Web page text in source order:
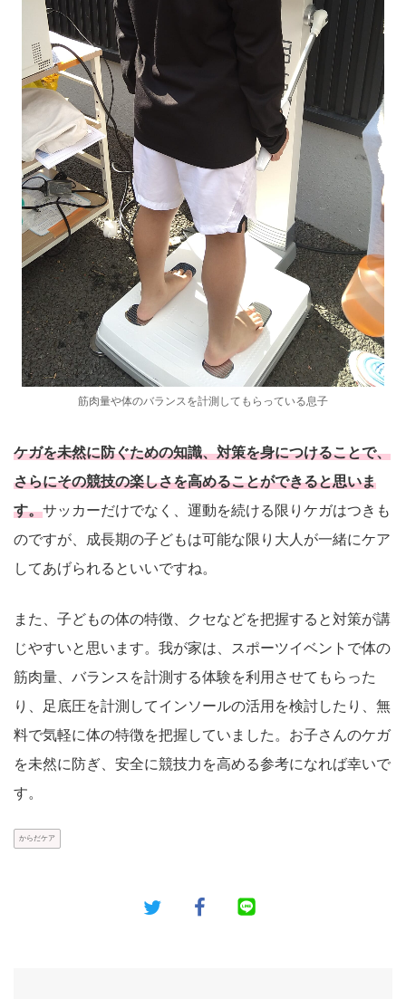
筋肉量や体のバランスを計測してもらっている息子
ケガを未然に防ぐための知識、対策を身につけることで、
さらにその競技の楽しさを高めることができると思いま
す。サッカーだけでなく、運動を続ける限りケガはつきも
のですが、成長期の子どもは可能な限り大人が一緒にケア
してあげられるといいですね。
また、子どもの体の特徴、クセなどを把握すると対策が講
じやすいと思います。我が家は、スポーツイベントで体の
筋肉量、バランスを計測する体験を利用させてもらった
り、足底圧を計測してインソールの活用を検討したり、無
料で気軽に体の特徴を把握していました。お子さんのケガ
を未然に防ぎ、安全に競技力を高める参考になれば幸いで
す。
からだケア